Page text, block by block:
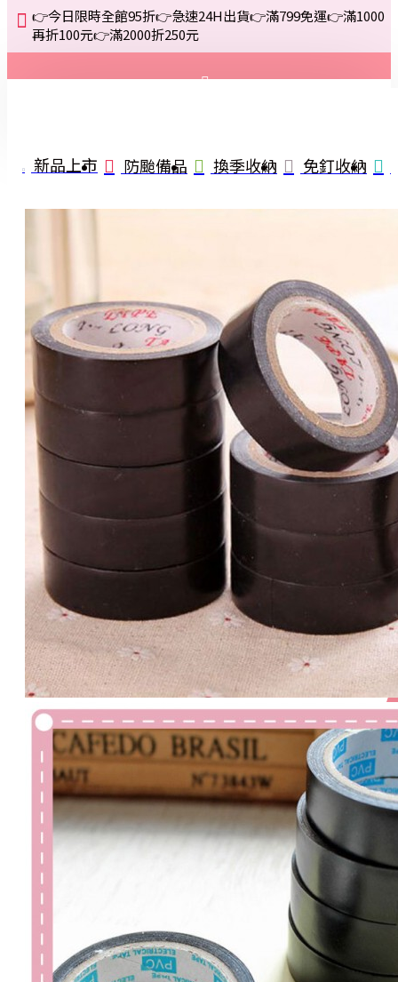
👉今日限時全館95折👉急速24H出貨👉滿799免運👉滿1000
再折100元👉滿2000折250元
註冊
詢問
新品上市 防颱備品 換季收納 免釘收納